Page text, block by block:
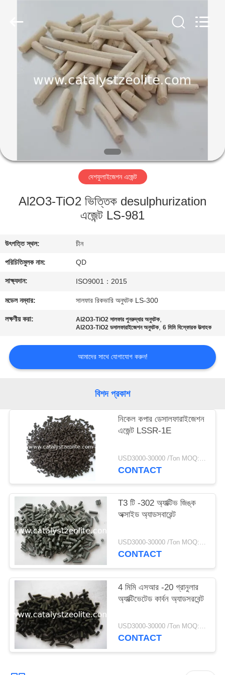
বাড়ি
কারখানা
যোগাযোগ
করুন
খবর
মামলা
PRIVACY
POLICY
দেশফুলাইজেশন এজেন্ট
Al2O3-TiO2 ভিত্তিক desulphurization
এজেন্ট LS-981
উৎপত্তি স্থল: চীন
পরিচিতিমুলক নাম: QD
সাক্ষ্যদান: ISO9001：2015
মডেল নম্বার: সালফার রিকভারি অনুঘটক LS-300
লক্ষণীয় করা: Al2O3-TiO2 সালফার পুনরুদ্ধার অনুঘটক,
Al2O3-TiO2 ডসালফারাইজেশন অনুঘটক,6 মিমি বিস্ফোরক উত্সাহক
আমাদের সাথে যোগাযোগ করুন!
বিশদ প্রকাশ
নিকেল কপার ডেসালফারাইজেশন
এজেন্ট LSSR-1E
USD3000-30000 /Ton MOQ:1 কিলোগ্রাম
CONTACT
T3 টি -302 অ্যাক্টিভ জিঙ্ক
অক্সাইড অ্যাডসবারেন্ট
USD3000-30000 /Ton MOQ:1 কিলোগ্রাম
CONTACT
4 মিমি এসআর -20 গ্রানুলার
অ্যাক্টিভেটেড কার্বন অ্যাডসরবেন্ট
USD3000-30000 /Ton MOQ:1 কিলোগ্রাম
CONTACT